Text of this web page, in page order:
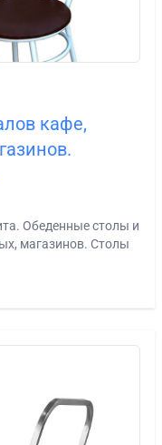
кафе,
Обеденные столы и
магазинов. Столы